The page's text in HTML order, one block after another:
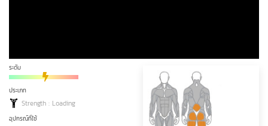
ระดับ
ประเภท
Strength : Loading
อุปกรณ์ที่ใช้